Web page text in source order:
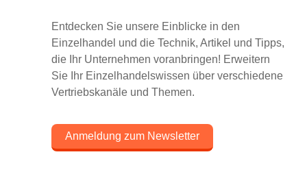
Entdecken Sie unsere Einblicke in den
Einzelhandel und die Technik, Artikel und Tipps,
die Ihr Unternehmen voranbringen! Erweitern
Sie Ihr Einzelhandelswissen über verschiedene
Vertriebskanäle und Themen.
Anmeldung zum Newsletter